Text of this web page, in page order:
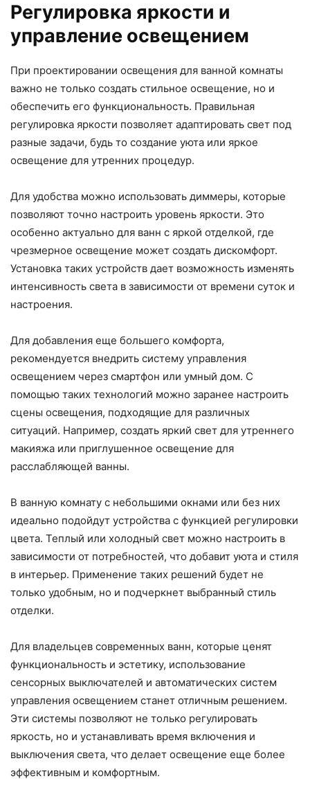
Регулировка яркости и
управление освещением
При проектировании освещения для ванной комнаты
важно не только создать стильное освещение, но и
обеспечить его функциональность. Правильная
регулировка яркости позволяет адаптировать свет под
разные задачи, будь то создание уюта или яркое
освещение для утренних процедур.
Для удобства можно использовать диммеры, которые
позволяют точно настроить уровень яркости. Это
особенно актуально для ванн с яркой отделкой, где
чрезмерное освещение может создать дискомфорт.
Установка таких устройств дает возможность изменять
интенсивность света в зависимости от времени суток и
настроения.
Для добавления еще большего комфорта,
рекомендуется внедрить систему управления
освещением через смартфон или умный дом. С
помощью таких технологий можно заранее настроить
сцены освещения, подходящие для различных
ситуаций. Например, создать яркий свет для утреннего
макияжа или приглушенное освещение для
расслабляющей ванны.
В ванную комнату с небольшими окнами или без них
идеально подойдут устройства с функцией регулировки
цвета. Теплый или холодный свет можно настроить в
зависимости от потребностей, что добавит уюта и стиля
в интерьер. Применение таких решений будет не
только удобным, но и подчеркнет выбранный стиль
отделки.
Для владельцев современных ванн, которые ценят
функциональность и эстетику, использование
сенсорных выключателей и автоматических систем
управления освещением станет отличным решением.
Эти системы позволяют не только регулировать
яркость, но и устанавливать время включения и
выключения света, что делает освещение еще более
эффективным и комфортным.